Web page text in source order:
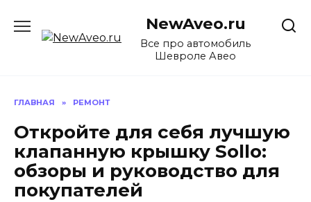
содержанию
NewAveo.ru
Все про автомобиль
Шевроле Авео
ГЛАВНАЯ » РЕМОНТ
Откройте для себя лучшую
клапанную крышку Sollo:
обзоры и руководство для
покупателей